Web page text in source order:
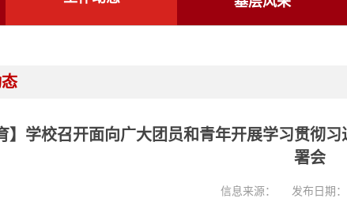
】学校召开面向广大团员和青年开展学习贯彻
署会
信息来源： 发布日期